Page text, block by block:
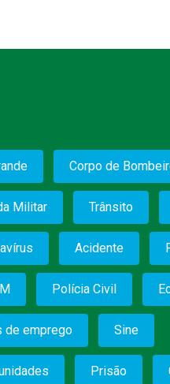
Corpo de
Militar Trânsito
Acidente
Polícia Civil
de emprego Sine
Prisão